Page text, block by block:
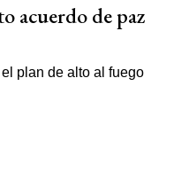
acuerdo de paz